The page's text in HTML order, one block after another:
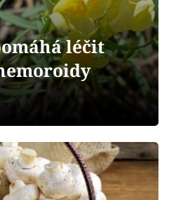
léčit